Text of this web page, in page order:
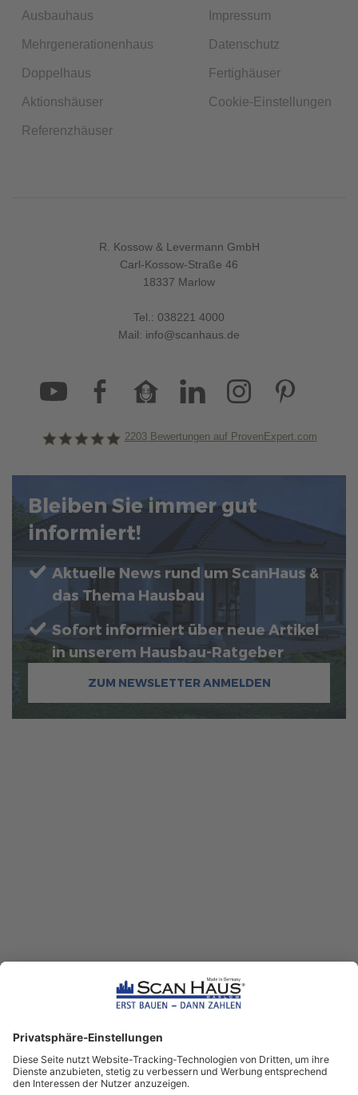
Ausbauhaus
Mehrgenerationenhaus
Doppelhaus
Aktionshäuser
Referenzhäuser
Impressum
Datenschutz
Fertighäuser
Cookie-Einstellungen
R. Kossow & Levermann GmbH
Carl-Kossow-Straße 46
18337 Marlow
Tel.: 038221 4000
Mail: info@scanhaus.de
2203Bewertungen auf ProvenExpert.com
Bleiben Sie immer gut
informiert!
Aktuelle News rund um ScanHaus &
das Thema Hausbau
Sofort informiert über neue Artikel
in unserem Hausbau-Ratgeber
ZUM NEWSLETTER ANMELDEN